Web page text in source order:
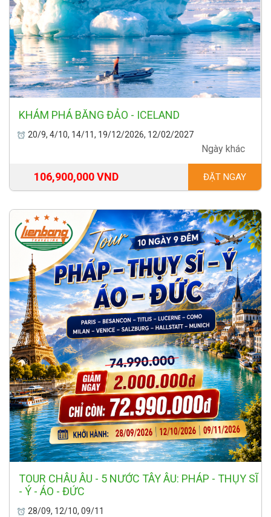
KHÁM PHÁ BĂNG ĐẢO - ICELAND
20/9, 4/10, 14/11, 19/12/2026, 12/02/2027
Ngày khác
106,900,000 VND ĐẶT NGAY
TOUR CHÂU ÂU - 5 NƯỚC TÂY ÂU: PHÁP - THỤY SĨ
- Ý - ÁO - ĐỨC
28/09, 12/10, 09/11